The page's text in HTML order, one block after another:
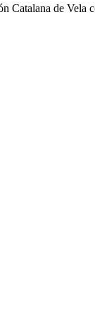
Catalana de Vela